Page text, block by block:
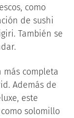
como
de sushi
También se
más completa
Además de
este
solomillo